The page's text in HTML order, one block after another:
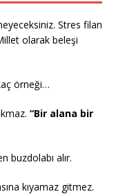
Stres filan
olarak beleşi
örneği…
“Bir alana bir
buzdolabı alır.
kıyamaz gitmez.